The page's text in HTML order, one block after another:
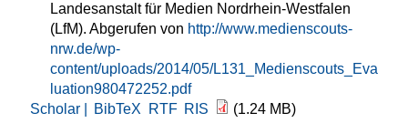
Landesanstalt für Medien Nordrhein-Westfalen
(LfM). Abgerufen von http://www.medienscouts-
nrw.de/wp-
content/uploads/2014/05/L131_Medienscouts_Eva
luation980472252.pdf
Scholar |
BibTeX RTF RIS (1.24 MB)